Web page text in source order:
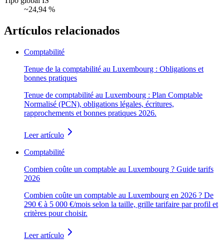
~24,94 %
Artículos relacionados
Comptabilité
Tenue de la comptabilité au Luxembourg : Obligations et
bonnes pratiques
Tenue de comptabilité au Luxembourg : Plan Comptable
Normalisé (PCN), obligations légales, écritures,
rapprochements et bonnes pratiques 2026.
Leer artículo
Comptabilité
Combien coûte un comptable au Luxembourg ? Guide tarifs
2026
Combien coûte un comptable au Luxembourg en 2026 ? De
290 € à 5 000 €/mois selon la taille, grille tarifaire par profil et
critères pour choisir.
Leer artículo